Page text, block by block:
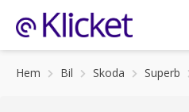
Hem Bil Skoda Superb